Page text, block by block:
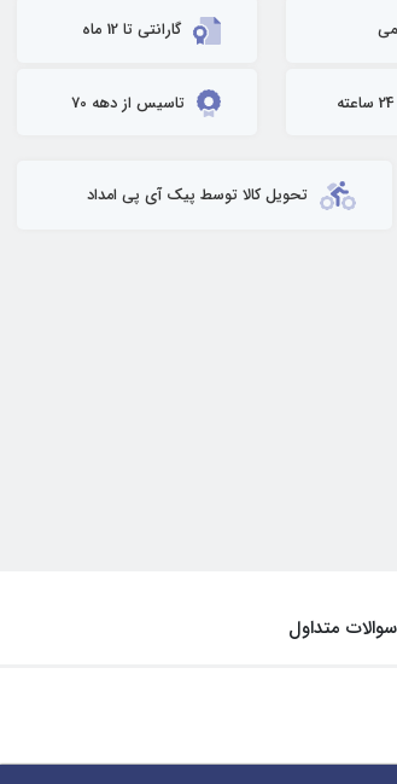
گارانتی تا 12 ماه
تاسیس از دهه 70
تحویل کالا توسط پیک آی پی امداد
سوالات متداول